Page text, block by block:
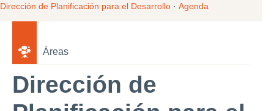
Dirección de Planificación para el Desarrollo · Agenda
Áreas
Dirección de